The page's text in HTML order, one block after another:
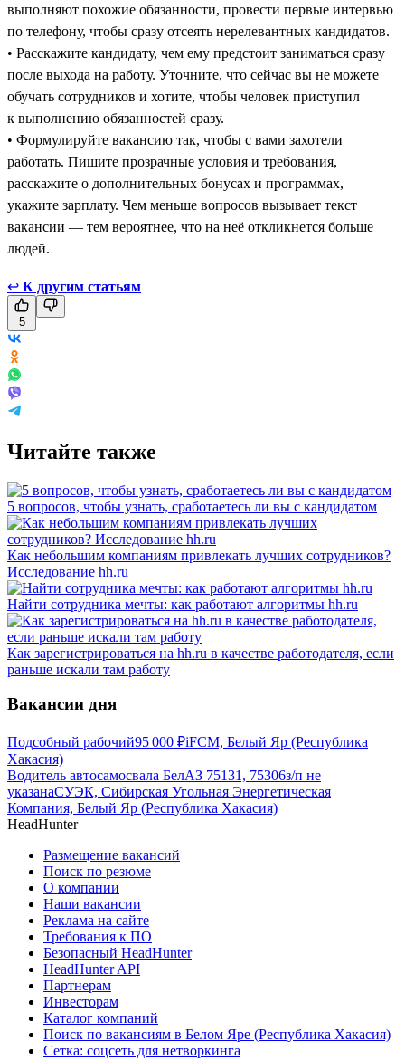
выполняют похожие обязанности, провести первые интервью
по телефону, чтобы сразу отсеять нерелевантных кандидатов.
• Расскажите кандидату, чем ему предстоит заниматься сразу
после выхода на работу. Уточните, что сейчас вы не можете
обучать сотрудников и хотите, чтобы человек приступил
к выполнению обязанностей сразу.
• Формулируйте вакансию так, чтобы с вами захотели
работать. Пишите прозрачные условия и требования,
расскажите о дополнительных бонусах и программах,
укажите зарплату. Чем меньше вопросов вызывает текст
вакансии — тем вероятнее, что на неё откликнется больше
людей.
↩ К другим статьям
5
Читайте также
5 вопросов, чтобы узнать, сработаетесь ли вы с кандидатом
Как небольшим компаниям привлекать лучших сотрудников?
Исследование hh.ru
Найти сотрудника мечты: как работают алгоритмы hh.ru
Как зарегистрироваться на hh.ru в качестве работодателя, если
раньше искали там работу
Вакансии дня
Подсобный рабочий95 000 ₽iFCM, Белый Яр (Республика
Хакасия)
Водитель автосамосвала БелАЗ 75131, 75306з/п не
указанаСУЭК, Сибирская Угольная Энергетическая
Компания, Белый Яр (Республика Хакасия)
HeadHunter
Размещение вакансий
Поиск по резюме
О компании
Наши вакансии
Реклама на сайте
Требования к ПО
Безопасный HeadHunter
HeadHunter API
Партнерам
Инвесторам
Каталог компаний
Поиск по вакансиям в Белом Яре (Республика Хакасия)
Сетка: соцсеть для нетворкинга